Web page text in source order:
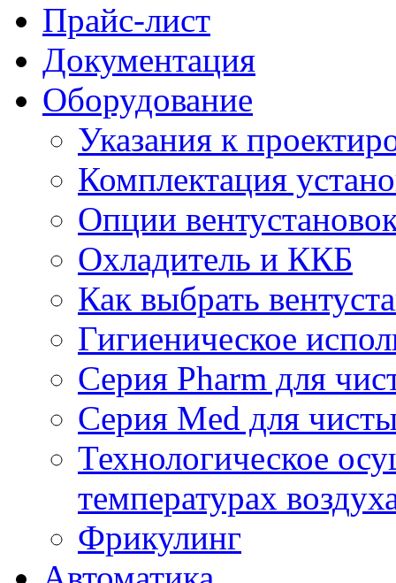
Прайс-лист
Документация
Оборудование
Указания к
Комплектация
Опции
Охладитель и ККБ
Как выбрать
Гигиеническое
Серия Pharm для
Серия Med для
Технологическое
температурах
Фрикулинг